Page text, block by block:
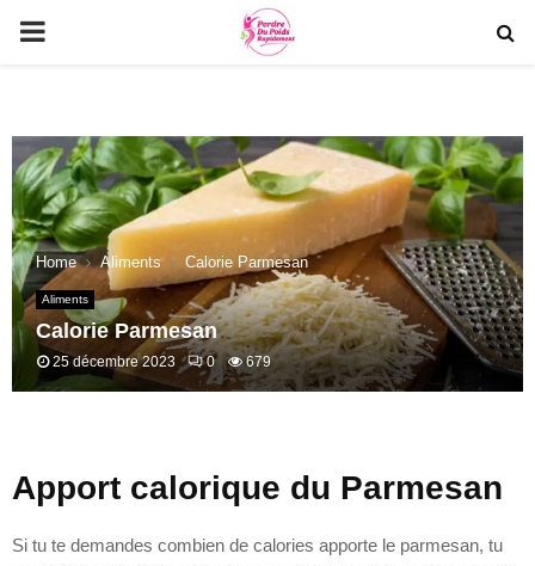
PRIMARY
Home Aliments Calorie Parmesan
Aliments
Calorie Parmesan
25 décembre 2023 0 679
Apport calorique du Parmesan
Si tu te demandes combien de calories apporte le parmesan, tu